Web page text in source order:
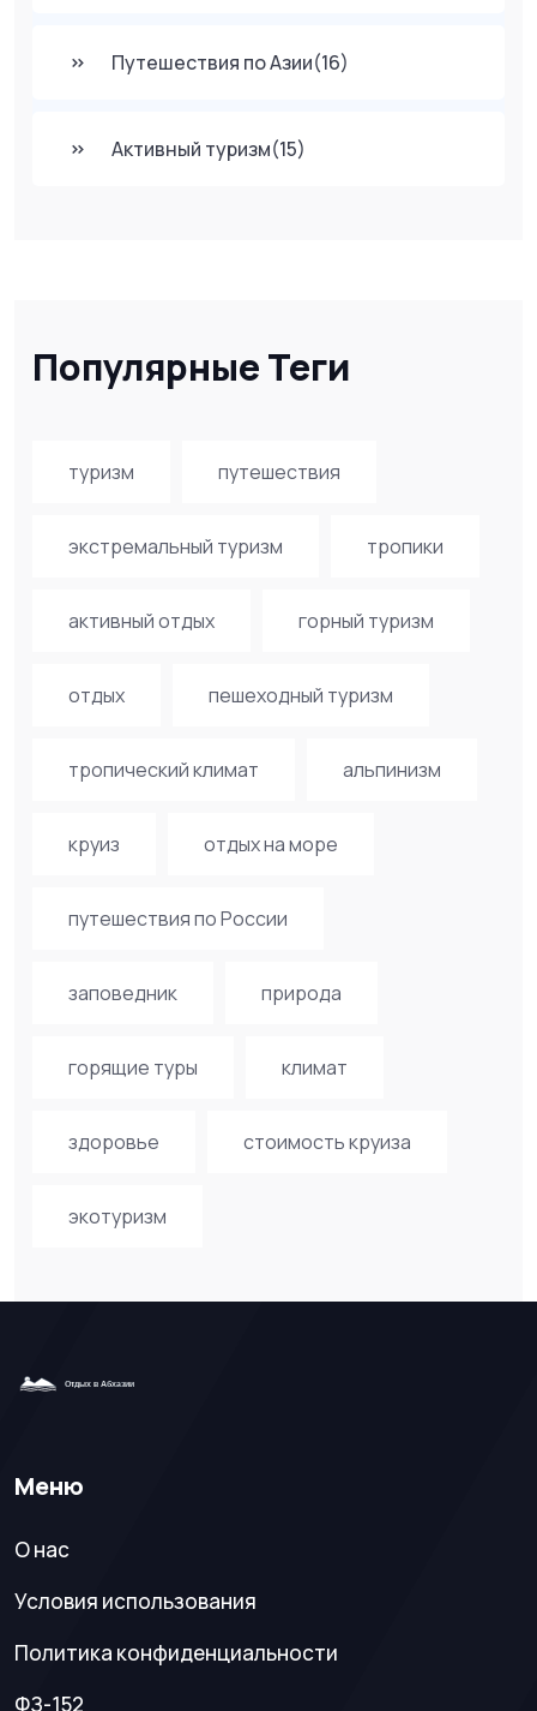
Путешествия по Азии(16)
Активный туризм(15)
Популярные Теги
туризм путешествия
экстремальный туризм тропики
активный отдых горный туризм
отдых пешеходный туризм
тропический климат альпинизм
круиз отдых на море
путешествия по России
заповедник природа
горящие туры климат
здоровье стоимость круиза
экотуризм
Меню
О нас
Условия использования
Политика конфиденциальности
ФЗ-152